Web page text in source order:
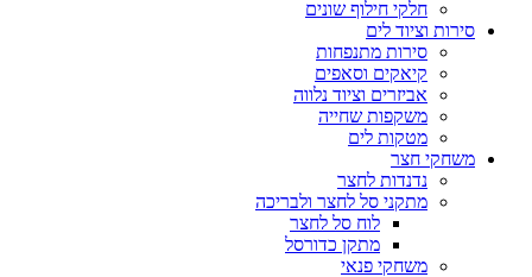
חלקי חילוף שונים
סירות וציוד לים
סירות מתנפחות
קיאקים וסאפים
אביזרים וציוד נלווה
משקפות שחייה
מטקות לים
משחקי חצר
נדנדות לחצר
מתקני סל לחצר ולבריכה
לוח סל לחצר
מתקן כדורסל
משחקי פנאי